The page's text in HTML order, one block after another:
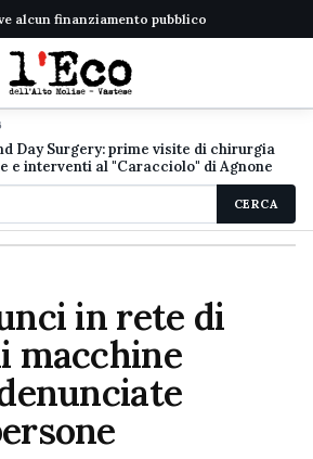
alcun finanziamento pubblico
Day Surgery: prime visite di chirurgia
e interventi al "Caracciolo" di Agnone
CERCA
in rete di
macchine